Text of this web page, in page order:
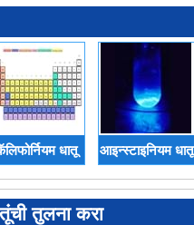
धातू आइन्स्टाइनियम धातू
तुलना करा